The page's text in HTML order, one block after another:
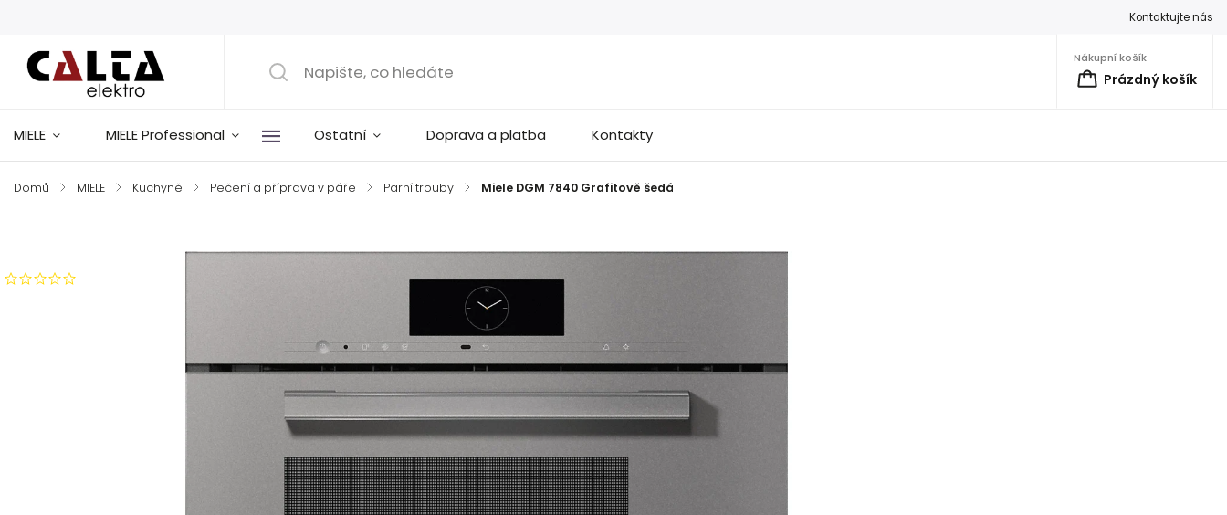
Kontaktujte nás
Nákupní košík
Prázdný košík
MIELE MIELE Professional Ostatní Doprava a platba Kontakty
Domů / MIELE / Kuchyně / Pečení a příprava v páře / Parní trouby / Miele DGM 7840 Grafitově šedá